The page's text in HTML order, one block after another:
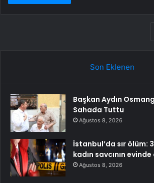
Son Eklenen
Başkan Aydın
Sahada Tuttu
Ağustos 8, 2026
İstanbul’da sır ölüm:
kadın savcının
Ağustos 8, 2026